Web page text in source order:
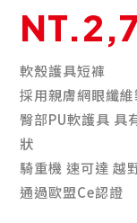
軟殼護具短褲
採用親膚網眼纖
臀部PU軟護具 具
狀
騎重機 速可達 越
通過歐盟Ce認證